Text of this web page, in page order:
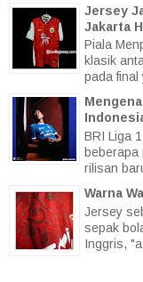
Jersey
Jakarta
Piala
klasik
pada final
BRI Liga
rilisan
Warna
Jersey
sepak
Inggris,